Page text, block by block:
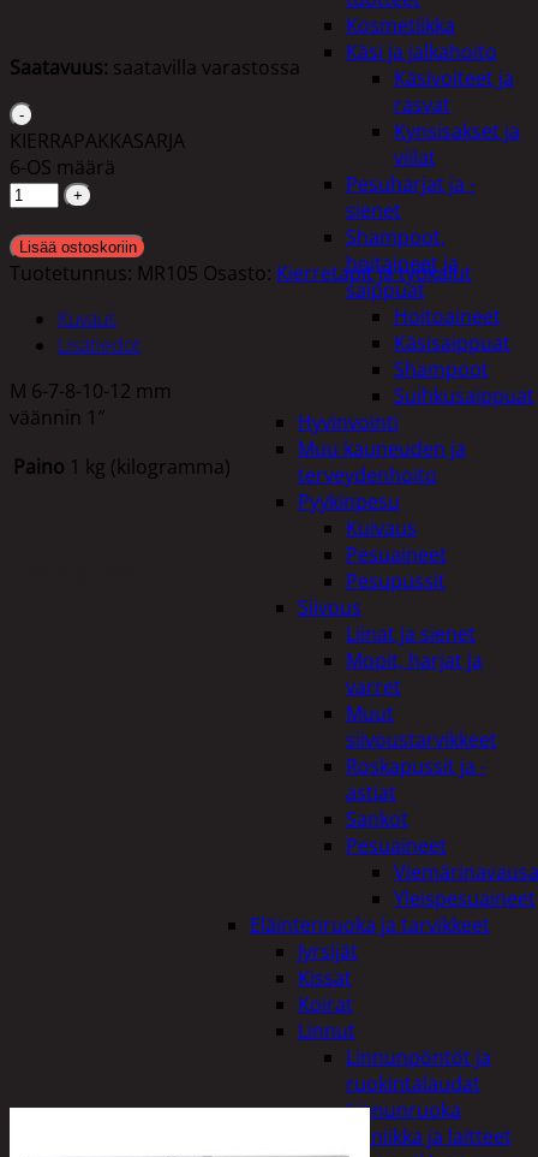
Kosmetiikka
Käsi ja jalkahoito
Käsivoiteet ja
rasvat
Kynsisakset ja
viilat
Pesuharjat ja -
sienet
Shampoot,
hoitaineet ja
saippuat
Hoitoaineet
Käsisaippuat
Shampoot
Suihkusaippuat
Hyvinvointi
Muu kauneuden ja
terveydenhoito
Pyykinpesu
Kuivaus
Pesuaineet
Pesupussit
Siivous
Liinat ja sienet
Mopit, harjat ja
varret
Muut
siivoustarvikkeet
Roskapussit ja -
astiat
Sankot
Pesuaineet
Yleispesuaineet
Eläintenruoka ja tarvikkeet
Jyrsijät
Kissat
Koirat
Linnut
Linnunpöntöt ja
ruokintalaudat
Linnunruoka
Kodin elektroniikka ja laitteet
Saatavuus: saatavilla varastossa
KIERRAPAKKASARJA
6-OS määrä
Lisää ostoskoriin
Tuotetunnus: MR105 Osasto: Kierretapit ja työkalut
Kuvaus
Lisätiedot
M 6-7-8-10-12 mm
väännin 1″
Paino 1 kg (kilogramma)